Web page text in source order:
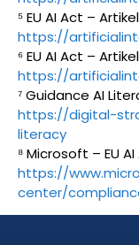
⁵ EU AI Act –
https://
⁶ EU AI Act –
https://
⁷ Guidance AI
https://digital-
literacy
⁸ Microsoft – EU
https://
center/